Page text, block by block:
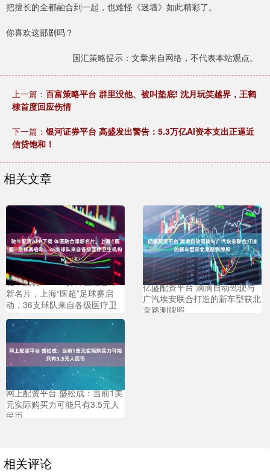
把擅长的全都融合到一起，也难怪《迷墙》如此精彩了。
你喜欢这部剧吗？
国汇策略提示：文章来自网络，不代表本站观点。
上一篇： 百富策略平台 群里没他、被叫垫底! 沈月玩笑越界，王鹤
棣首度回应伤情
下一篇： 银河证券平台 高盛发出警告：5.3万亿AI资本支出正逼近
信贷饱和！
相关文章
驰牛配资APP下载 体医融合添
新名片，上海“医超”足球赛启
动，36支球队来自各级医疗卫
生机构
亿盛配资平台 滴滴自动驾驶与
广汽埃安联合打造的新车型获北
京路测牌照
网上配资平台 盛松成：当前1美
元实际购买力可能只有3.5元人
民币
相关评论